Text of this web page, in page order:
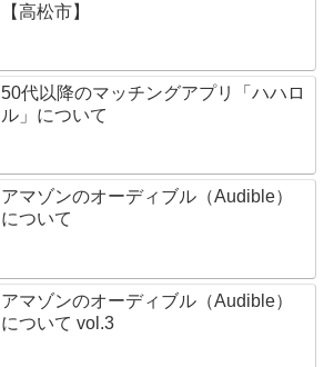
【高松市】
50代以降のマッチングアプリ「ハハロ
ル」について
アマゾンのオーディブル（Audible）
について
アマゾンのオーディブル（Audible）
について vol.3